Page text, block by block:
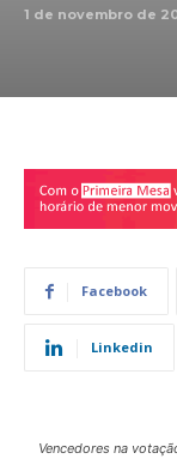
1 de novembro de
Facebook
Linkedin
Vencedores na